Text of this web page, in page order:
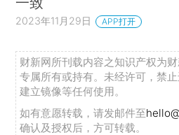
2023年11月29日 APP打开
财新网所刊载内容之知识产权为
专属所有或持有。未经许可，禁
建立镜像等任何使用。
如有意愿转载，请发邮件至
确认及授权后，方可转载。